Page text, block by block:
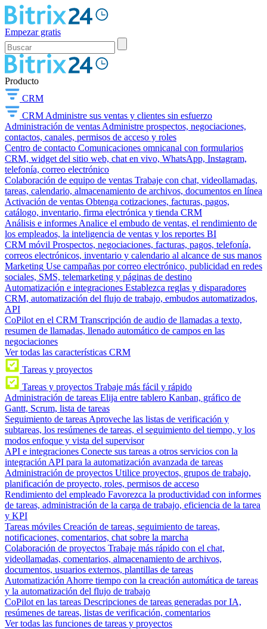
Empezar gratis
Producto
CRM
CRM Administre sus ventas y clientes sin esfuerzo
Administración de ventas Administre prospectos, negociaciones,
contactos, canales, permisos de acceso y roles
Centro de contacto Comunicaciones omnicanal con formularios
CRM, widget del sitio web, chat en vivo, WhatsApp, Instagram,
telefonía, correo electrónico
Colaboración de equipo de ventas Trabaje con chat, videollamadas,
tareas, calendario, almacenamiento de archivos, documentos en línea
Activación de ventas Obtenga cotizaciones, facturas, pagos,
catálogo, inventario, firma electrónica y tienda CRM
Análisis e informes Analice el embudo de ventas, el rendimiento de
los empleados, la inteligencia de ventas y los reportes BI
CRM móvil Prospectos, negociaciones, facturas, pagos, telefonía,
correos electrónicos, inventario y calendario al alcance de sus manos
Marketing Use campañas por correo electrónico, publicidad en redes
sociales, SMS, telemarketing y páginas de destino
Automatización e integraciones Establezca reglas y disparadores
CRM, automatización del flujo de trabajo, embudos automatizados,
API
CoPilot en el CRM Transcripción de audio de llamadas a texto,
resumen de llamadas, llenado automático de campos en las
negociaciones
Ver todas las características CRM
Tareas y proyectos
Tareas y proyectos Trabaje más fácil y rápido
Administración de tareas Elija entre tablero Kanban, gráfico de
Gantt, Scrum, lista de tareas
Seguimiento de tareas Aproveche las listas de verificación y
subtareas, los resúmenes de tareas, el seguimiento del tiempo, y los
modos enfoque y vista del supervisor
API e integraciones Conecte sus tareas a otros servicios con la
integración API para la automatización avanzada de tareas
Administración de proyectos Utilice proyectos, grupos de trabajo,
planificación de proyecto, roles, permisos de acceso
Rendimiento del empleado Favorezca la productividad con informes
de tareas, administración de la carga de trabajo, eficiencia de la tarea
y KPI
Tareas móviles Creación de tareas, seguimiento de tareas,
notificaciones, comentarios, chat sobre la marcha
Colaboración de proyectos Trabaje más rápido con el chat,
videollamadas, comentarios, almacenamiento de archivos,
documentos, usuarios externos, plantillas de tareas
Automatización Ahorre tiempo con la creación automática de tareas
y la automatización del flujo de trabajo
CoPilot en las tareas Descripciones de tareas generadas por IA,
resúmenes de tareas, listas de verificación, comentarios
Ver todas las funciones de tareas y proyectos